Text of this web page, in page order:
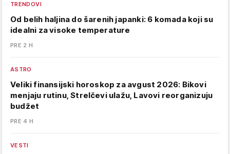
TRENDOVI
Od belih haljina do šarenih japanki: 6 komada koji su
idealni za visoke temperature
PRE 2 H
ASTRO
Veliki finansijski horoskop za avgust 2026: Bikovi
menjaju rutinu, Strelčevi ulažu, Lavovi reorganizuju
budžet
PRE 4 H
VESTI